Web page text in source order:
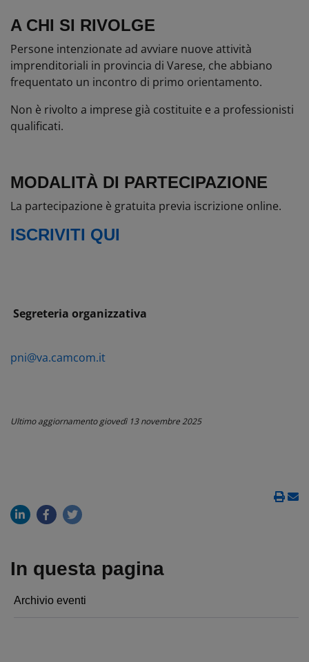
A CHI SI RIVOLGE
Persone intenzionate ad avviare nuove attività
imprenditoriali in provincia di Varese, che abbiano
frequentato un incontro di primo orientamento.
Non è rivolto a imprese già costituite e a professionisti
qualificati.
MODALITÀ DI PARTECIPAZIONE
La partecipazione è gratuita previa iscrizione online.
ISCRIVITI QUI
Segreteria organizzativa
pni@va.camcom.it
Ultimo aggiornamentogiovedì 13 novembre 2025
In questa pagina
Archivio eventi